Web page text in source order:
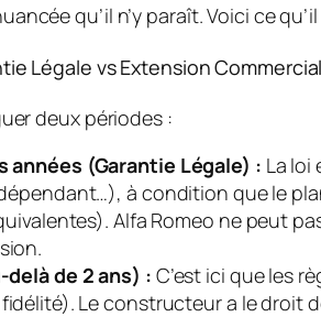
qu’il n’y paraît. Voici ce
Légale vs Extension
deux périodes :
années (Garantie Légale) : La loi
à condition que le
Alfa Romeo ne peut
delà de 2 ans) : C’est ici que les
Le constructeur a le droit